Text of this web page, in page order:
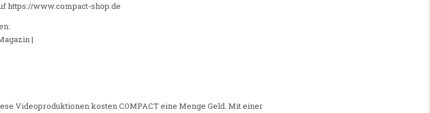
https://www.compact-shop.de
|
Videoproduktionen kosten COMPACT eine Menge Geld. Mit einer